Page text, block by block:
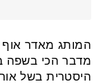
המותג מאדר אוף
מדבר הכי בשפה
היסטרית בשל